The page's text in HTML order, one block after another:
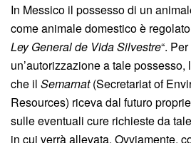
In Messico il possesso di un
come animale domestico è
Ley General de Vida Silvestre“.
un’autorizzazione a tale
che il Semarnat(Secretariat of
Resources) riceva dal futuro
sulle eventuali cure richieste da
in cui verrà allevata. Ovviamente,